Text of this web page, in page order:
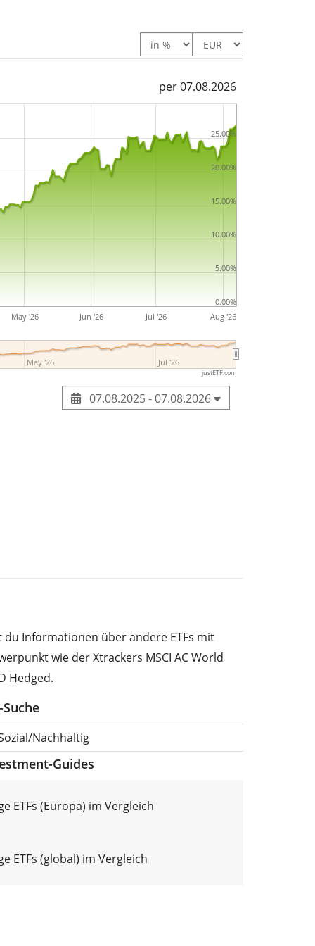
. Der ETF wurde
am 8.
per 07.08.2026
May '26 Jun '26 Jul '26 Aug '26
May '26 Jul '26
0.00%
5.00%
10.00%
15.00%
20.00%
25.00%
justETF.com
07.08.2025 - 07.08.2026
Informationen über andere ETFs mit
wie der Xtrackers MSCI AC World
Hedged.
Nachhaltig
Guides
ETFs (Europa) im Vergleich
ETFs (global) im Vergleich